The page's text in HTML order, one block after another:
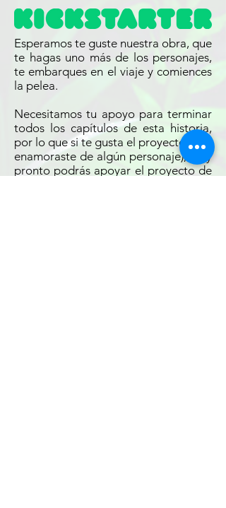
Esperamos te guste nuestra obra, que
te hagas uno más de los personajes,
te embarques en el viaje y comiences
la pelea.
Necesitamos tu apoyo para terminar
todos los capítulos de esta historia,
por lo que si te gusta el proyecto (o te
enamoraste de algún personaje), muy
pronto podrás apoyar el proyecto de